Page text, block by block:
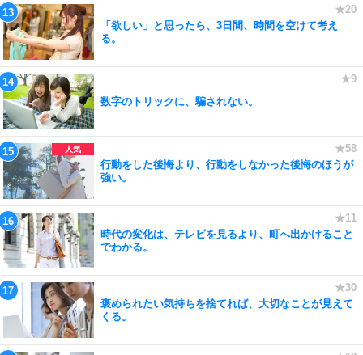
「欲しい」と思ったら、3日間、時間を空けて考え
る。
数字のトリックに、騙されない。
行動をした後悔より、行動をしなかった後悔のほうが
強い。
時代の変化は、テレビを見るより、町へ出かけること
でわかる。
褒められたい気持ちを捨てれば、大切なことが見えて
くる。